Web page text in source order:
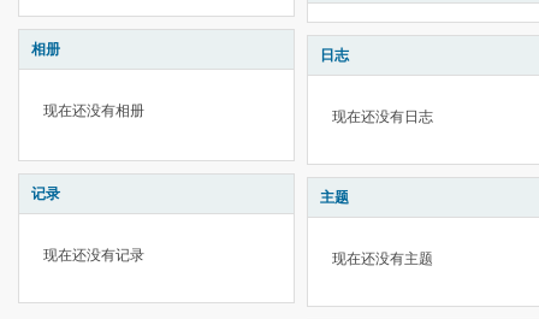
相册
现在还没有相册
记录
现在还没有记录
日志
现在还没有日志
主题
现在还没有主题